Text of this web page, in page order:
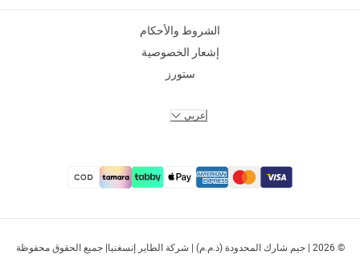
© 2026 | جيم شارك المحدودة (ذ.م.م) | شركة الطاير إنسغنيا| جميع الحقوق محفوظة
الشروط والأحكام
إشعار الخصوصية
ستورز
عربي